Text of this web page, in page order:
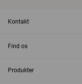
Kontakt
Find os
Produkter